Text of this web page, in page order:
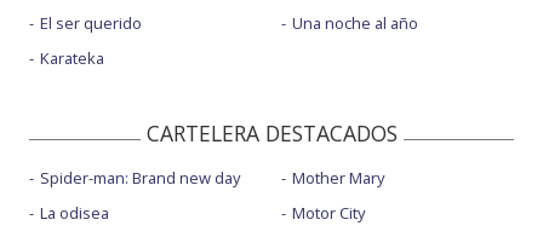
El ser querido
Karateka
Una noche al año
CARTELERA DESTACADOS
Spider-man: Brand new day
La odisea
Mother Mary
Motor City